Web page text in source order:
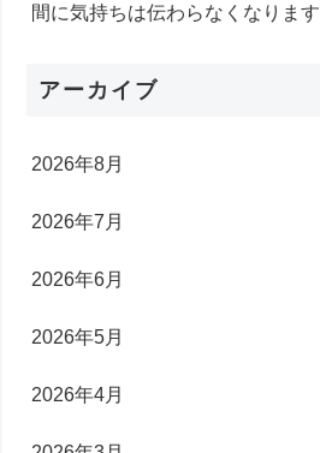
間に気持ちは伝わらなくなります
アーカイブ
2026年8月
2026年7月
2026年6月
2026年5月
2026年4月